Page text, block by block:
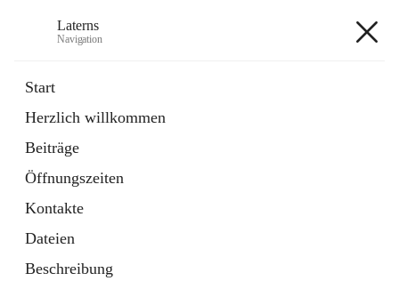
Laterns
Navigation
Start
Herzlich willkommen
Beiträge
Öffnungszeiten
Kontakte
Dateien
Beschreibung
11 Schnellzugriffe
Soziales
1 Schnellzugriff